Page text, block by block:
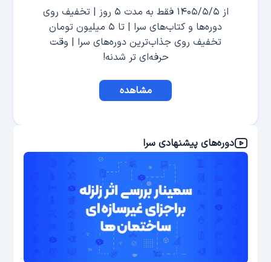
از ۱۴۰۵/۵/۵ فقط به مدت ۵ روز | تخفیف روی
دوره‌ها و کتاب‌های سرا | تا ۵ میلیون تومان
تخفیف روی جذاب‌ترین دوره‌های سرا | وقت
حرفه‌ای تر شدنه!
مشاهده
دوره‌های پیشنهادی سرا